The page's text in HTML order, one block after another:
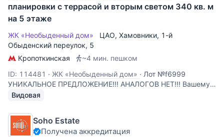
планировки с террасой и вторым светом 340 кв. м
на 5 этаже
ЖК «Необыденный дом» ЦАО, Хамовники, 1-й
Обыденский переулок, 5
Кропоткинская
~4 мин. пешком
ID: 114481 · ЖК «Необыденный дом» · Лот №f6999
УНИКАЛЬНОЕ ПРЕДЛОЖЕНИЕ!!! АНАЛОГОВ НЕТ!!! Вашему
вниманию предлагается шикарный пентхаус площадью
в Москве видами на Храм Христа Спасителя, Памятник
Петру I, Зачатьевский монастырь!
Видовая
Soho Estate
Получена аккредитация